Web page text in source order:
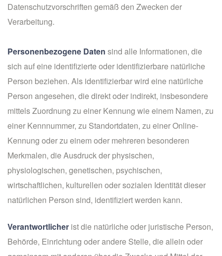
Datenschutzvorschriften gemäß den Zwecken der
Verarbeitung.
Personenbezogene Daten sind alle Informationen, die
sich auf eine identifizierte oder identifizierbare natürliche
Person beziehen. Als identifizierbar wird eine natürliche
Person angesehen, die direkt oder indirekt, insbesondere
mittels Zuordnung zu einer Kennung wie einem Namen, zu
einer Kennnummer, zu Standortdaten, zu einer Online-
Kennung oder zu einem oder mehreren besonderen
Merkmalen, die Ausdruck der physischen,
physiologischen, genetischen, psychischen,
wirtschaftlichen, kulturellen oder sozialen Identität dieser
natürlichen Person sind, identifiziert werden kann.
Verantwortlicher ist die natürliche oder juristische Person,
Behörde, Einrichtung oder andere Stelle, die allein oder